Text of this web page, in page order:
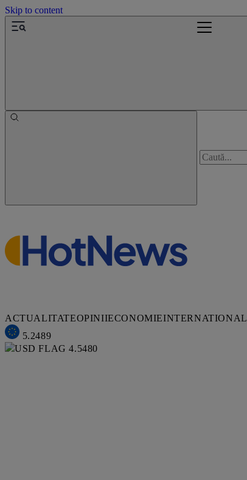
Skip to content
ACTUALITATEOPINIIECONOMIEINTERNATIONAL
5.2489
4.5480